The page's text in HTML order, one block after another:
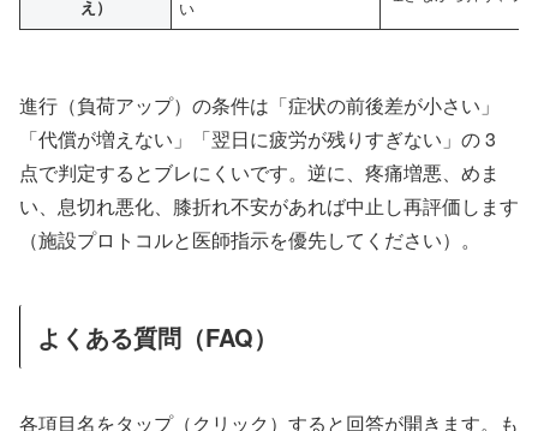
え） い
進行（負荷アップ）の条件は「症状の前後差が小さい」
「代償が増えない」「翌日に疲労が残りすぎない」の 3
点で判定するとブレにくいです。逆に、疼痛増悪、めま
い、息切れ悪化、膝折れ不安があれば中止し再評価します
（施設プロトコルと医師指示を優先してください）。
よくある質問（FAQ）
各項目名をタップ（クリック）すると回答が開きます。も